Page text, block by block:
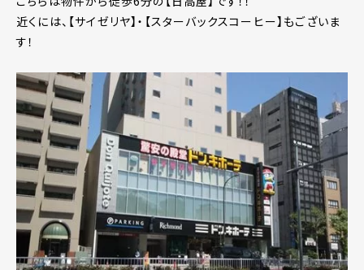
近くには、【サイゼリヤ】・【スターバックスコーヒー】もございま
す！